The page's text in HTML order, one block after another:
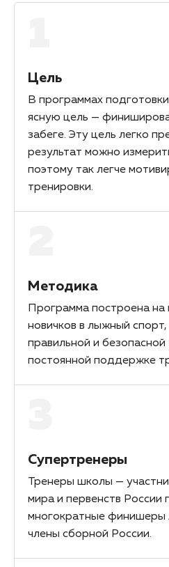
Цель
В программах
ясную цель —
забеге. Эту цель легко
результат можно
поэтому так легче
тренировки.
Методика
Программа построена на
новичков в лыжный спорт,
правильной и безопасной
постоянной поддержке
Супертренеры
Тренеры школы —
мира и первенств России
многократные
члены сборной России.